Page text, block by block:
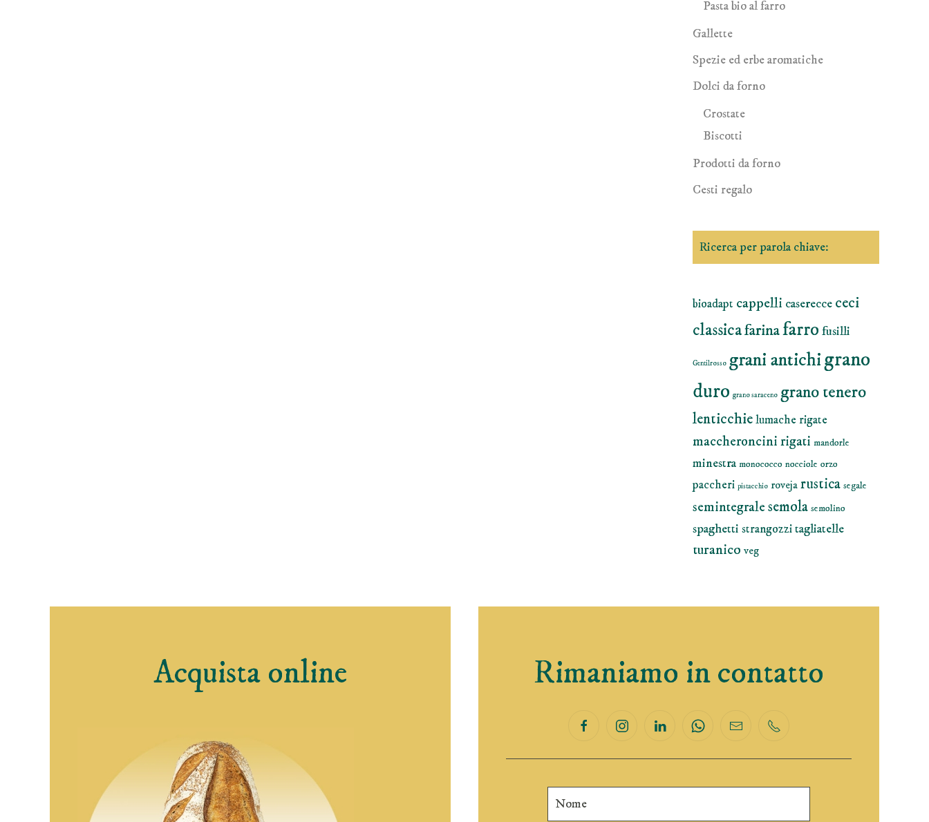
Pasta bio al farro
Gallette
Spezie ed erbe aromatiche
Dolci da forno
Crostate
Biscotti
Prodotti da forno
Cesti regalo
Ricerca per parola chiave:
bioadapt cappelli caserecce ceci
classicafarinafarro fusilli
Gentilrosso grani antichigrano
duro grano saraceno grano tenero
lenticchielumache rigate
maccheroncini rigati mandorle
minestra monococco nocciole orzo
paccheri pistacchio roveja rustica segale
semintegralesemola semolino
spaghetti strangozzitagliatelle
turanico veg
Acquista online Rimaniamo in contatto